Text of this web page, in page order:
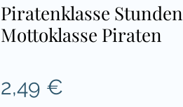
Piratenklasse
Mottoklasse Piraten
2,49 €